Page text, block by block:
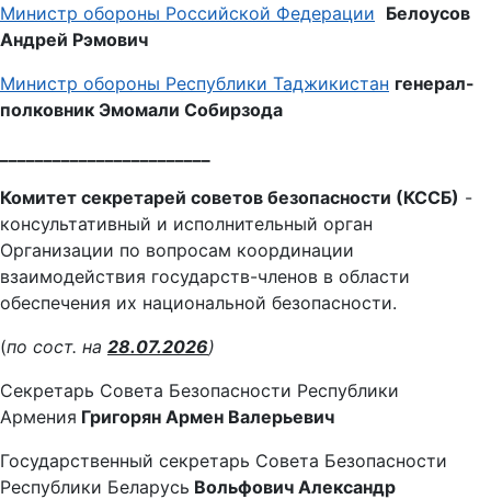
Министр обороны Российской Федерации Белоусов
Андрей Рэмович
Министр обороны Республики Таджикистан генерал-
полковник Эмомали Собирзода
Комитет секретарей советов безопасности (КССБ) -
консультативный и исполнительный орган
Организации по вопросам координации
взаимодействия государств-членов в области
обеспечения их национальной безопасности.
(по сост. на 28.07.2026)
Секретарь Совета Безопасности Республики
Армения Григорян Армен Валерьевич
Государственный секретарь Совета Безопасности
Республики Беларусь Вольфович Александр